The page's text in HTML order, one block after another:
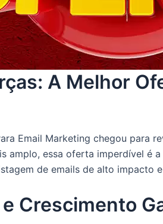
A Melhor
Email Marketing chegou para
amplo, essa oferta imperdível é
de emails de alto impacto
Crescimento